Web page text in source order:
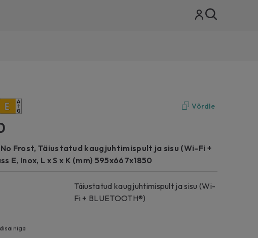
Võrdle
Frost, Täiustatud kaugjuhtimispult ja sisu (Wi-Fi +
E, Inox, L x S x K (mm) 595x667x1850
Täiustatud kaugjuhtimispult ja sisu (Wi-
Fi + BLUETOOTH®)